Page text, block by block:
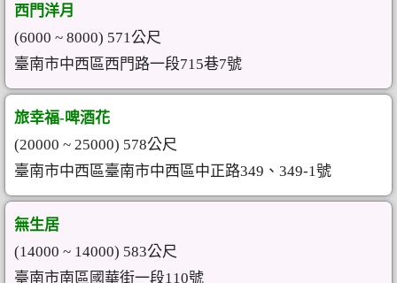
西門洋月
(6000 ~ 8000) 571公尺
臺南市中西區西門路一段715巷7號
旅幸福-啤酒花
(20000 ~ 25000) 578公尺
臺南市中西區臺南市中西區中正路349、349-1號
無生居
(14000 ~ 14000) 583公尺
臺南市南區國華街一段110號